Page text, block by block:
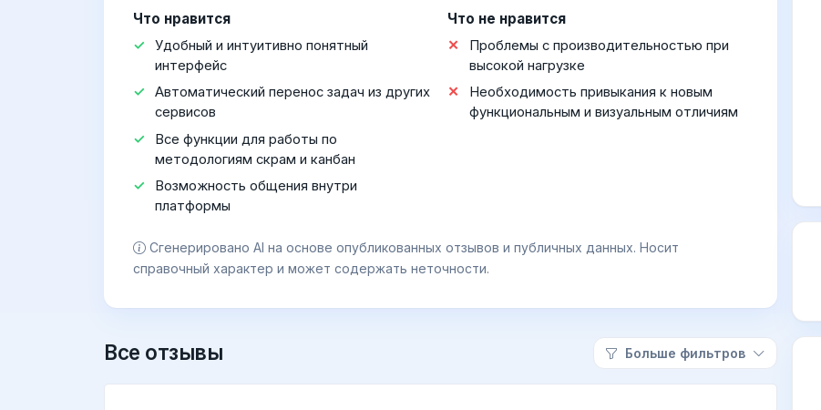
Что нравится
Удобный и интуитивно понятный
интерфейс
Автоматический перенос задач из других
сервисов
Все функции для работы по
методологиям скрам и канбан
Возможность общения внутри
платформы
Что не нравится
Проблемы с производительностью при
высокой нагрузке
Необходимость привыкания к новым
функциональным и визуальным отличиям
Сгенерировано AI на основе опубликованных отзывов и публичных данных. Носит
справочный характер и может содержать неточности.
Все отзывы Больше фильтров